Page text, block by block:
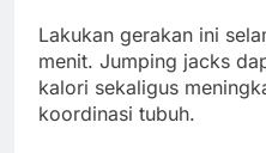
Lakukan gerakan ini
menit. Jumping jacks
kalori sekaligus
koordinasi tubuh.